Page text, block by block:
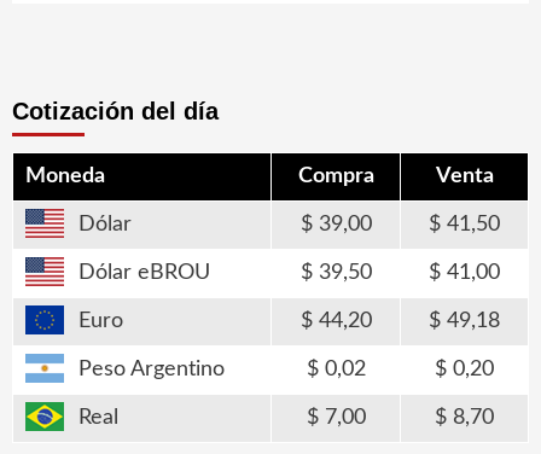
Cotización del día
Moneda Compra Venta
Dólar 39,00 41,50
Dólar eBROU 39,50 41,00
Euro 44,20 49,18
Peso Argentino 0,02 0,20
Real 7,00 8,70